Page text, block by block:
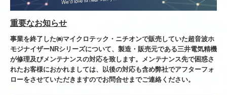
重要なお知らせ
事業を終了した㈱マイクロテック・ニチオンで販売していた超音波ホ
モジナイザーNRシリーズについて、製造・販売元である三井電気精機
が修理及びメンテナンスの対応を致します。メンテナンス先で困惑さ
れたお客様におかれましては、以後の対応も含め弊社でアフターフォ
ローをさせていただきますのでお問合せまでご連絡ください。